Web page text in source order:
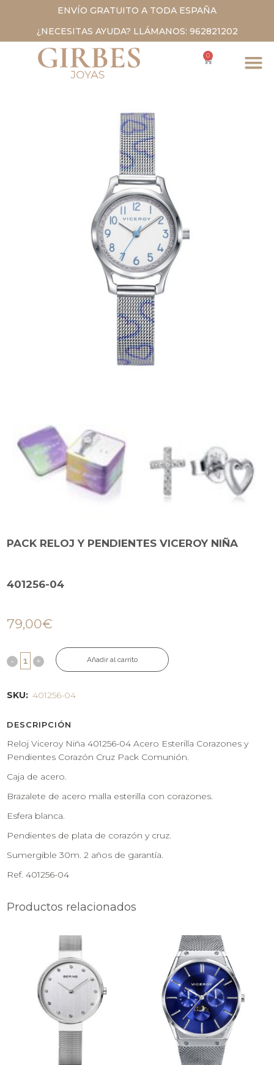
ENVÍO GRATUITO A TODA ESPAÑA
¿NECESITAS AYUDA? LLÁMANOS: 962821202
0
PACK RELOJ Y PENDIENTES VICEROY NIÑA
401256-04
79,00€
Añadir al carrito
SKU: 401256-04
DESCRIPCIÓN
Reloj Viceroy Niña 401256-04 Acero Esterilla Corazones y
Pendientes Corazón Cruz Pack Comunión.
Caja de acero.
Brazalete de acero malla esterilla con corazones.
Esfera blanca.
Pendientes de plata de corazón y cruz.
Sumergible 30m. 2 años de garantía.
Ref. 401256-04
Productos relacionados